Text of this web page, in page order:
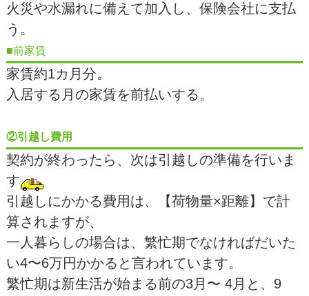
火災や水漏れに備えて加入し、保険会社に支払
う。
■前家賃
家賃約1カ月分。
入居する月の家賃を前払いする。
②引越し費用
契約が終わったら、次は引越しの準備を行いま
す
引越しにかかる費用は、【荷物量×距離】で計
算されますが、
一人暮らしの場合は、繁忙期でなければだいた
い4〜6万円かかると言われています。
繁忙期は新生活が始まる前の3月〜 4月と、9